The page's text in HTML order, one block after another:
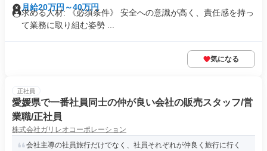
月給20万円～40万円
求める人材: 《必須条件》 安全への意識が高く、責任感を持っ
て業務に取り組む姿勢 ...
気になる
正社員
愛媛県で一番社員同士の仲が良い会社の販売スタッフ/営
業職/正社員
株式会社ガリレオコーポレーション
会社主導の社員旅行だけでなく、社員それぞれが仲良く旅行に行く